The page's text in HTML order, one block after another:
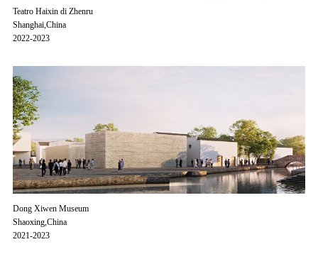
Teatro Haixin di Zhenru
Shanghai,China
2022-2023
Dong Xiwen Museum
Shaoxing,China
2021-2023